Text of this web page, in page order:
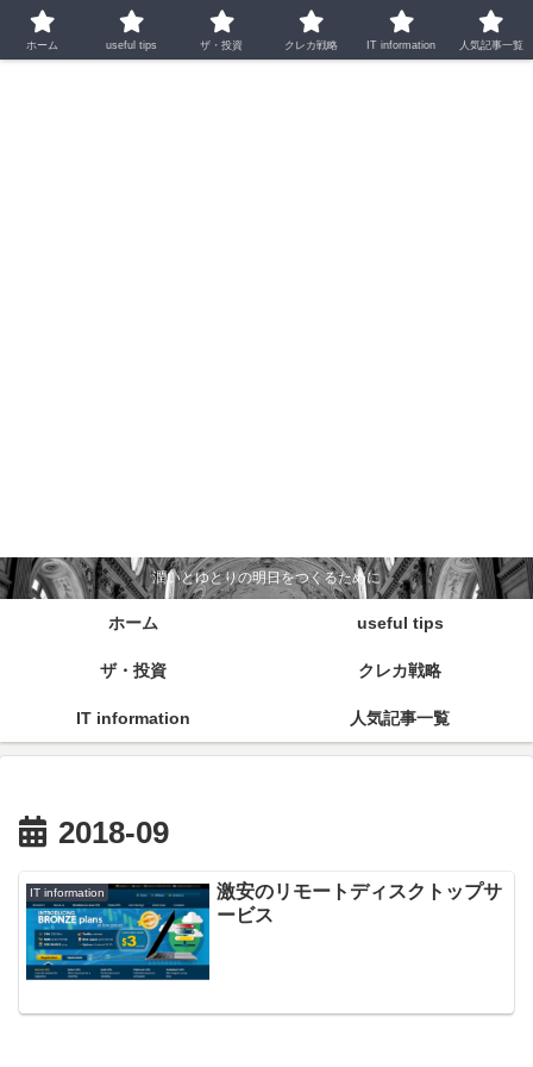
潤いとゆとりの明日をつくるために
ホーム useful tips
ザ・投資 クレカ戦略
IT information 人気記事一覧
2018-09
IT information
激安のリモートディスクトップサ
ービス
ホーム useful tips ザ・投資 クレカ戦略 IT information 人気記事一覧